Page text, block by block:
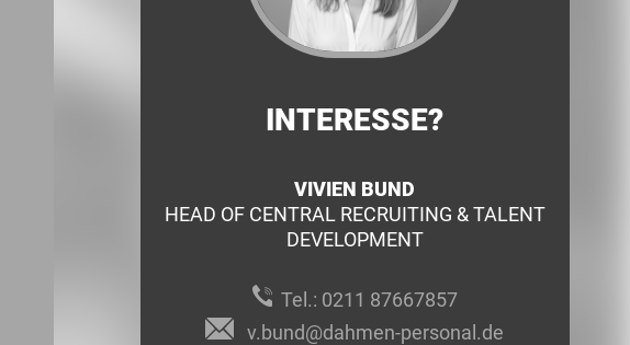
INTERESSE?
VIVIEN BUND
HEAD OF CENTRAL RECRUITING & TALENT
DEVELOPMENT
Tel.: 0211 87667857
v.bund@dahmen-personal.de